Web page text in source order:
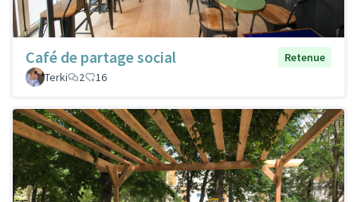
Café de partage social
Retenue
Terki
2 16